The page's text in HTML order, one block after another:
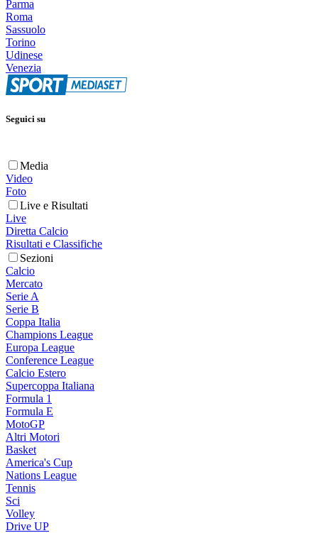
Parma
Roma
Sassuolo
Torino
Udinese
Venezia
Seguici su
Media
Video
Foto
Live e Risultati
Live
Diretta Calcio
Risultati e Classifiche
Sezioni
Calcio
Mercato
Serie A
Serie B
Coppa Italia
Champions League
Europa League
Conference League
Calcio Estero
Supercoppa Italiana
Formula 1
Formula E
MotoGP
Altri Motori
Basket
America's Cup
Nations League
Tennis
Sci
Volley
Drive UP